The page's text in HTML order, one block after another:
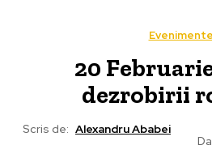
Evenimente
20
dezrobirii
Scris de: Alexandru Ababei